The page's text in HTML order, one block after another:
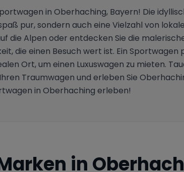
in Oberhaching, Bayern! Die
pur, sondern auch eine Vielzahl von
Alpen oder entdecken Sie die
die einen Besuch wert ist. Ein
Ort, um einen Luxuswagen zu mieten.
Traumwagen und erleben Sie
in Oberhaching erleben!
in